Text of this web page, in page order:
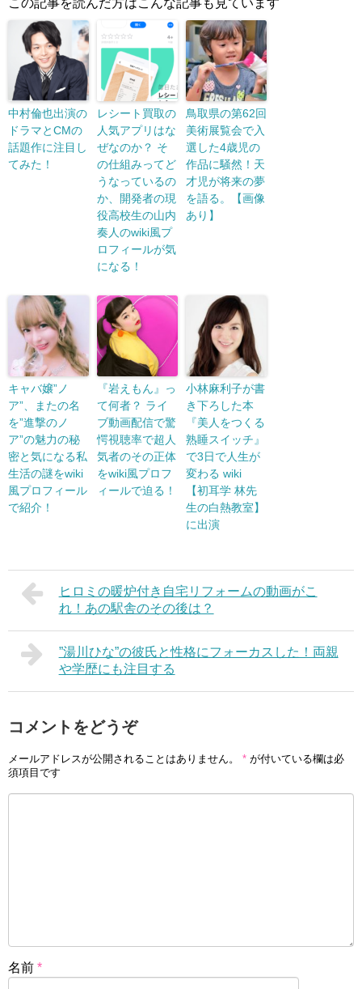
この記事を読んだ方はこんな記事も見ています
中村倫也出演の
ドラマとCMの
話題作に注目し
てみた！
レシート買取の
人気アプリはな
ぜなのか？ そ
の仕組みってど
うなっているの
か、開発者の現
役高校生の山内
奏人のwiki風プ
ロフィールが気
になる！
鳥取県の第62回
美術展覧会で入
選した4歳児の
作品に騒然！天
才児が将来の夢
を語る。【画像
あり】
キャバ嬢”ノ
ア”、またの名
を”進撃のノ
ア”の魅力の秘
密と気になる私
生活の謎をwiki
風プロフィール
で紹介！
『岩えもん』っ
て何者？ ライ
ブ動画配信で驚
愕視聴率で超人
気者のその正体
をwiki風プロフ
ィールで迫る！
小林麻利子が書
き下ろした本
『美人をつくる
熟睡スイッチ』
で3日で人生が
変わる wiki
【初耳学 林先
生の白熱教室】
に出演
ヒロミの暖炉付き自宅リフォームの動画がこ
れ！あの駅舎のその後は？
”湯川ひな”の彼氏と性格にフォーカスした！両親
や学歴にも注目する
コメントをどうぞ
メールアドレスが公開されることはありません。 * が付いている欄は必
須項目です
名前 *